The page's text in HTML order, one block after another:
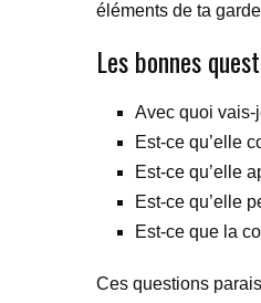
éléments de ta
Les bonnes
Avec quoi vais-
Est-ce qu’elle
Est-ce qu’elle
Est-ce qu’elle
Est-ce que la
Ces questions